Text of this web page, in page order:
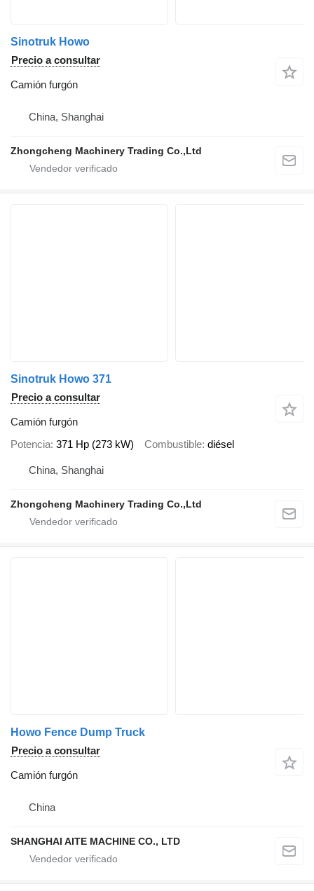
Sinotruk Howo
Precio a consultar
Camión furgón
China, Shanghai
Zhongcheng Machinery Trading Co.,Ltd
Sinotruk Howo 371
Precio a consultar
Camión furgón
Potencia 371 Hp (273 kW) Combustible diésel
China, Shanghai
Zhongcheng Machinery Trading Co.,Ltd
Howo Fence Dump Truck
Precio a consultar
Camión furgón
China
SHANGHAI AITE MACHINE CO., LTD